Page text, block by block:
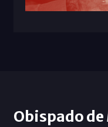
Obispado